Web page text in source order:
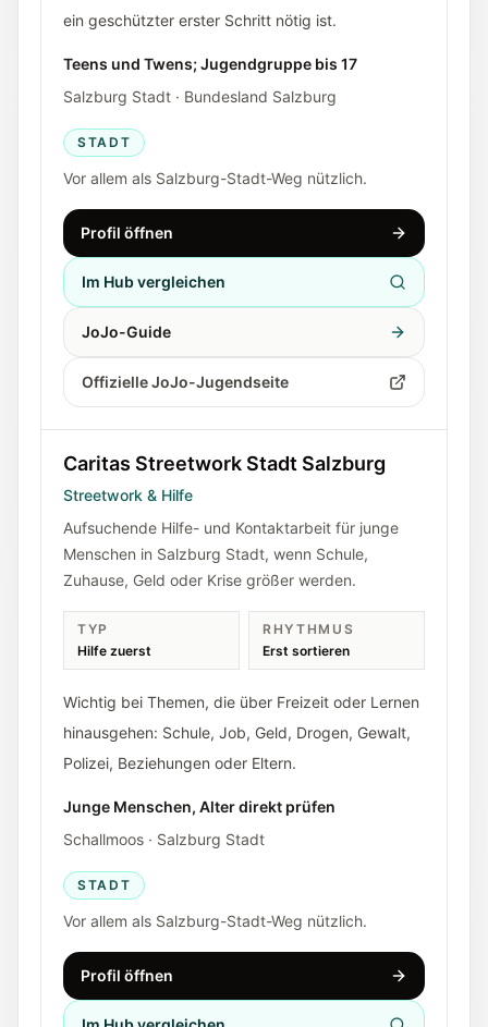
ein geschützter erster Schritt nötig ist.
Teens und Twens; Jugendgruppe bis 17
Salzburg Stadt · Bundesland Salzburg
STADT
Vor allem als Salzburg-Stadt-Weg nützlich.
Profil öffnen
Im Hub vergleichen
JoJo-Guide
Offizielle JoJo-Jugendseite
Caritas Streetwork Stadt Salzburg
Streetwork & Hilfe
Aufsuchende Hilfe- und Kontaktarbeit für junge
Menschen in Salzburg Stadt, wenn Schule,
Zuhause, Geld oder Krise größer werden.
TYP
Hilfe zuerst
RHYTHMUS
Erst sortieren
Wichtig bei Themen, die über Freizeit oder Lernen
hinausgehen: Schule, Job, Geld, Drogen, Gewalt,
Polizei, Beziehungen oder Eltern.
Junge Menschen, Alter direkt prüfen
Schallmoos · Salzburg Stadt
STADT
Vor allem als Salzburg-Stadt-Weg nützlich.
Profil öffnen